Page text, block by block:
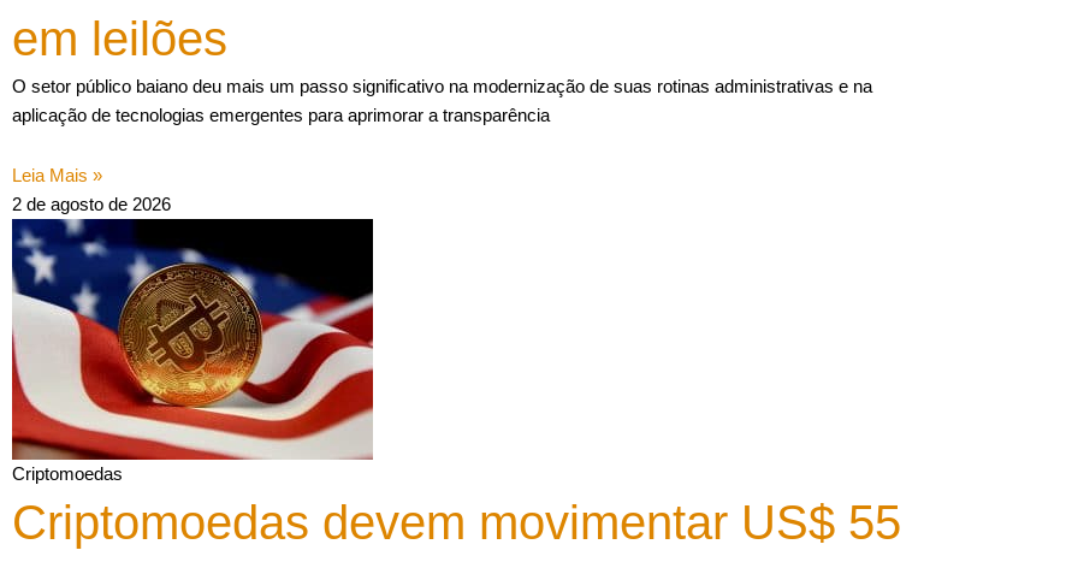
em leilões
O setor público baiano deu mais um passo significativo na modernização de suas rotinas administrativas e na
aplicação de tecnologias emergentes para aprimorar a transparência
Leia Mais »
2 de agosto de 2026
Criptomoedas
Criptomoedas devem movimentar US$ 55